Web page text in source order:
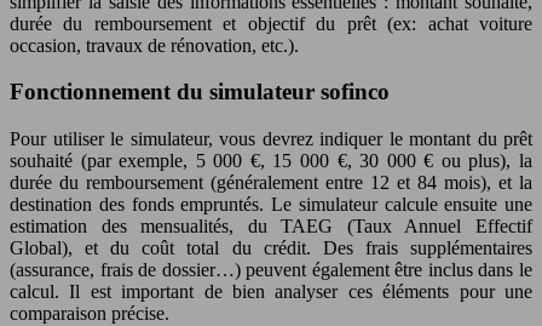
durée du remboursement et objectif du prêt (ex: achat voiture
occasion, travaux de rénovation, etc.).
Fonctionnement du simulateur sofinco
Pour utiliser le simulateur, vous devrez indiquer le montant du prêt
souhaité (par exemple, 5 000 €, 15 000 €, 30 000 € ou plus), la
durée du remboursement (généralement entre 12 et 84 mois), et la
destination des fonds empruntés. Le simulateur calcule ensuite une
estimation des mensualités, du TAEG (Taux Annuel Effectif
Global), et du coût total du crédit. Des frais supplémentaires
(assurance, frais de dossier…) peuvent également être inclus dans le
calcul. Il est important de bien analyser ces éléments pour une
comparaison précise.